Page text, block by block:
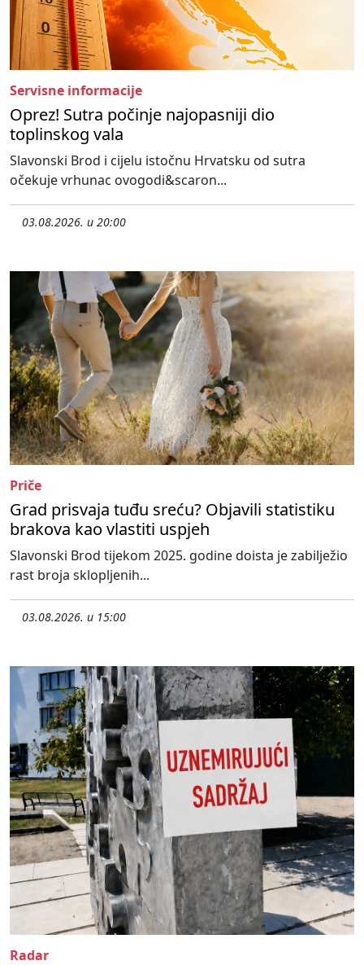
Servisne informacije
Oprez! Sutra počinje najopasniji dio
toplinskog vala
Slavonski Brod i cijelu istočnu Hrvatsku od sutra
očekuje vrhunac ovogodi&scaron...
03.08.2026. u 20:00
Priče
Grad prisvaja tuđu sreću? Objavili statistiku
brakova kao vlastiti uspjeh
Slavonski Brod tijekom 2025. godine doista je zabilježio
rast broja sklopljenih...
03.08.2026. u 15:00
Radar